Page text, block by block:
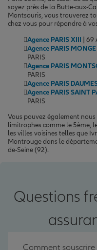
soyez près de la Butte-aux-
Montsouris, vous trouverez
chez vous pour répondre à
Agence PARIS XIII |
Agence PARIS MONGE
PARIS
Agence PARIS
PARIS
Agence PARIS
Agence PARIS SAINT
PARIS
Vous pouvez également
limitrophes comme le 5ème,
les villes voisines telles que
Montrouge dans le
de-Seine (92).
Questions
Comment